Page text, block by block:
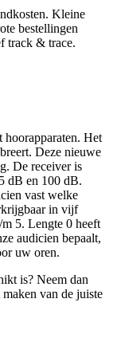
Kleine
bestellingen
track & trace.
Het
Deze nieuwe
De receiver is
dB en 100 dB.
vast welke
in vijf
5. Lengte 0 heeft
audicien bepaalt,
uw oren.
is? Neem dan
van de juiste